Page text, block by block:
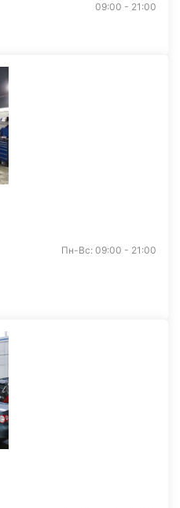
09:00 - 21:00
Пн-Вс: 09:00 - 21:00